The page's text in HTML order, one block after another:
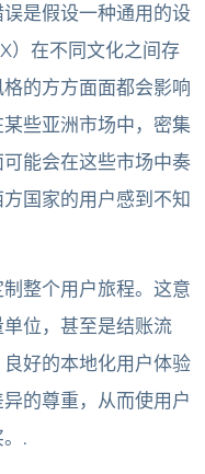
是假设一种通用的设
）在不同文化之间存
的方方面面都会影响
些亚洲市场中，密集
能会在这些市场中奏
国家的用户感到不知
整个用户旅程。这意
位，甚至是结账流
好的本地化用户体验
的尊重，从而使用户
.